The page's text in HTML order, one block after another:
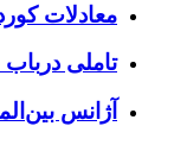
معادلات
تاملی
آژانس